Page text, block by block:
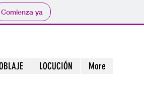
Comienza ya
LOCUCIÓN More